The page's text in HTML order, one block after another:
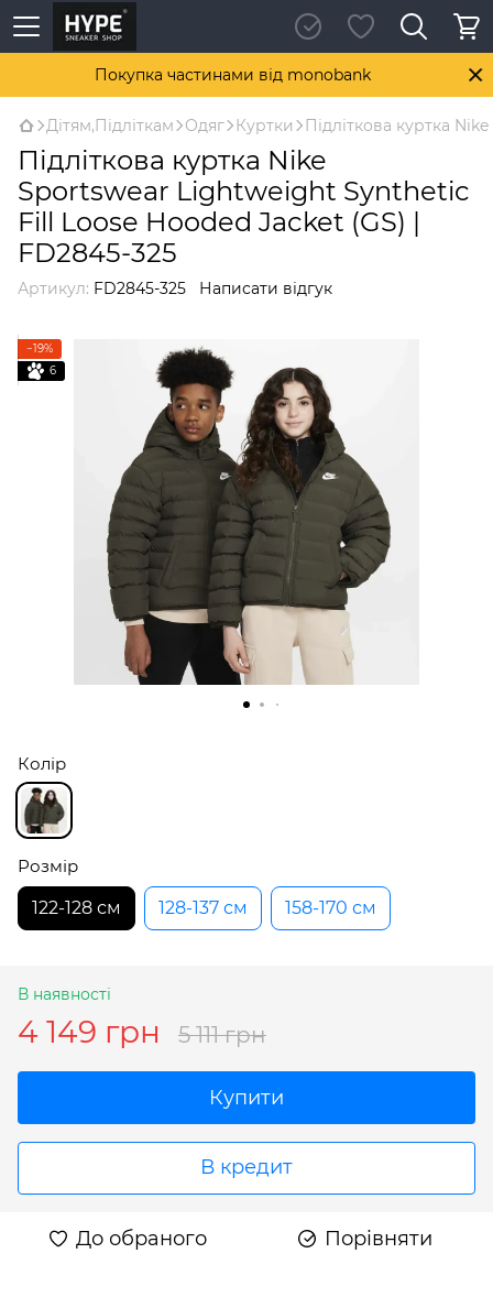
Покупка частинами від monobank
Дітям,Підліткам Одяг Куртки Підліткова куртка
Підліткова куртка Nike
Sportswear Lightweight Synthetic
Fill Loose Hooded Jacket (GS) |
FD2845-325
Артикул: FD2845-325 Написати відгук
−19%
6
Колір
Розмір
122-128 см
128-137 см 158-170 см
В наявності
4 149 грн 5 111 грн
Купити
В кредит
До обраного Порівняти